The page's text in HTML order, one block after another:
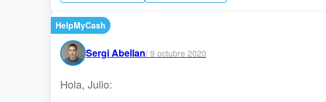
HelpMyCash
Sergi Abellan/ 9 octubre 2020
Hola, Julio: